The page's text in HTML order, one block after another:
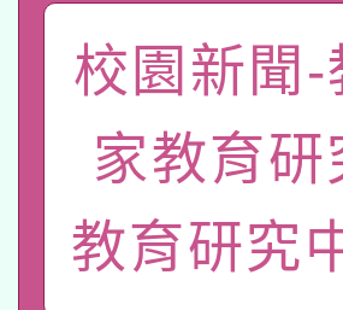
人員健康講
心」，鼓勵
案。
本校115學
招甄選結果
招)
適應運動共
本館辦理
暨閱讀推動
科技賦能─
礎課程
A3數位素養
校園新聞
家教育
教育研究